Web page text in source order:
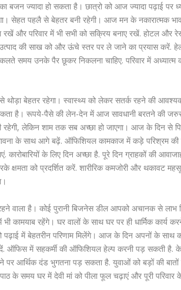
ज्यादा हो सकता है। छात्रो को आज ज्यादा पढ़ाई पर
सेहत पहलै से बेहतर बनी रहेगी। आज मन के नकारात्मक
और परिवार में भी सभी को सक्रिय बनाए रखें. होटल और
की साख को और ऊंचे स्तर पर ले जाने का प्रयास करें.
समय उनके पैर छूकर निकलना चाहिए. परिवार में अध्यात्म
बेहतर रहेगा। स्वास्थ्य को लेकर सतर्क रहने की
है। रूपये-पैसे की लेन-देन में आज सावधानी बरतने की
रहेगी, लेकिन शाम तक सब अच्छा हो जाएगा। आज के दिन से
के साथ आगे बढ़ें. ऑफिशियल कामकाज में कड़े परिश्रम की
के लिए दिन अच्छा है. पूरे दिन ग्राहकों की
क्षमता को प्रदर्शित करें. शारीरिक कमजोरी और थकावट
वाला है। कोई पुरानी बिजनेस डील आपको अचानक से लाभ
रहेंगे। घर वालों के साथ घर पर ही धार्मिक कार्य
पढ़ाई में बेहतरीन परिणाम मिलेंगे। आज के दिन अपनों के
ऑफिस में सहकर्मी की ऑफिशियल हेल्प करनी पड़ सकती है.
आर्थिक दंड भुगतना पड़ सकता है. युवाओं को बड़ों की
के समय घर में देवी मां को पीला फूल चढ़ाएं और पूरी